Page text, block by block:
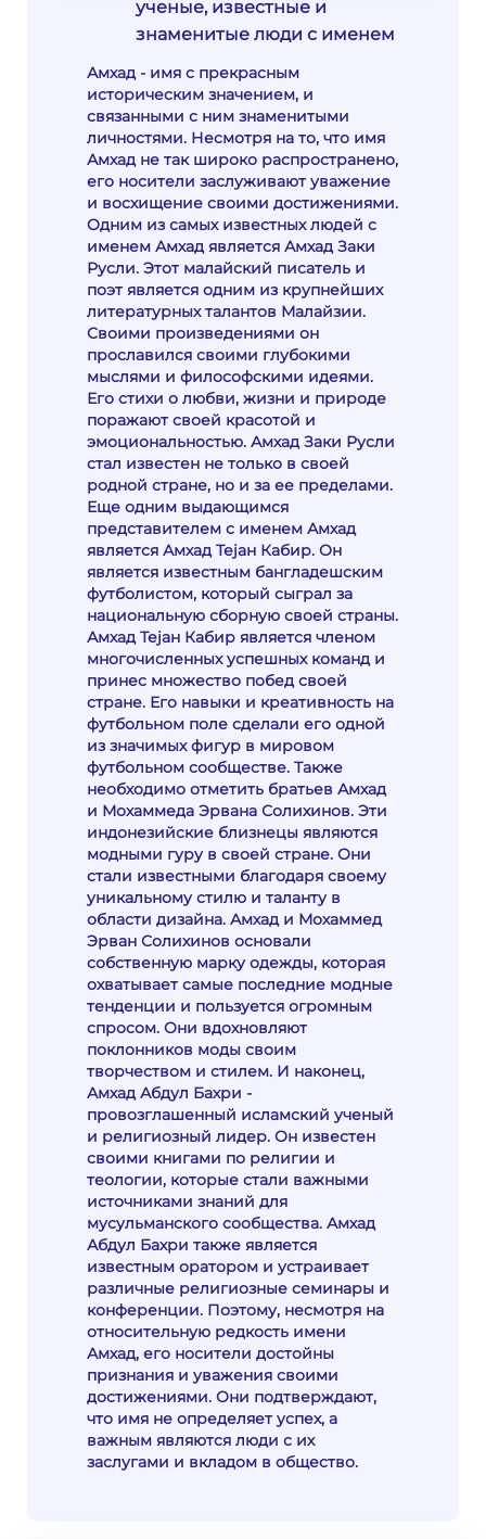
ученые, известные и
знаменитые люди с именем
Амхад - имя с прекрасным
историческим значением, и
связанными с ним знаменитыми
личностями. Несмотря на то, что имя
Амхад не так широко распространено,
его носители заслуживают уважение
и восхищение своими достижениями.
Одним из самых известных людей с
именем Амхад является Амхад Заки
Русли. Этот малайский писатель и
поэт является одним из крупнейших
литературных талантов Малайзии.
Своими произведениями он
прославился своими глубокими
мыслями и философскими идеями.
Его стихи о любви, жизни и природе
поражают своей красотой и
эмоциональностью. Амхад Заки Русли
стал известен не только в своей
родной стране, но и за ее пределами.
Еще одним выдающимся
представителем с именем Амхад
является Амхад Тејан Кабир. Он
является известным бангладешским
футболистом, который сыграл за
национальную сборную своей страны.
Амхад Тејан Кабир является членом
многочисленных успешных команд и
принес множество побед своей
стране. Его навыки и креативность на
футбольном поле сделали его одной
из значимых фигур в мировом
футбольном сообществе. Также
необходимо отметить братьев Амхад
и Мохаммеда Эрвана Солихинов. Эти
индонезийские близнецы являются
модными гуру в своей стране. Они
стали известными благодаря своему
уникальному стилю и таланту в
области дизайна. Амхад и Мохаммед
Эрван Солихинов основали
собственную марку одежды, которая
охватывает самые последние модные
тенденции и пользуется огромным
спросом. Они вдохновляют
поклонников моды своим
творчеством и стилем. И наконец,
Амхад Абдул Бахри -
провозглашенный исламский ученый
и религиозный лидер. Он известен
своими книгами по религии и
теологии, которые стали важными
источниками знаний для
мусульманского сообщества. Амхад
Абдул Бахри также является
известным оратором и устраивает
различные религиозные семинары и
конференции. Поэтому, несмотря на
относительную редкость имени
Амхад, его носители достойны
признания и уважения своими
достижениями. Они подтверждают,
что имя не определяет успех, а
важным являются люди с их
заслугами и вкладом в общество.